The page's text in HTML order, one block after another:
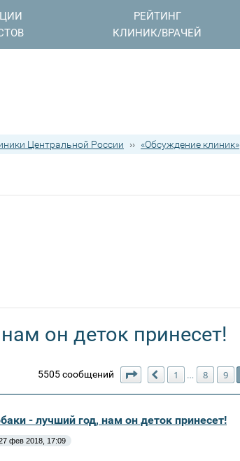
РЕЙТИНГ
КЛИНИК/ВРАЧЕЙ
Центральной России ›› «Обсуждение клиник»
он деток принесет!
5505 сообщений Страница 10 из
Пред.
1 … 8 9
- лучший год, нам он деток принесет!
фев 2018, 17:09